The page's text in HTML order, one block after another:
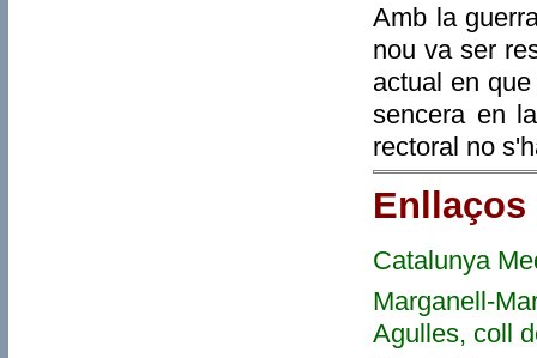
Amb la
nou va ser
actual en
sencera en
rectoral no
Enllaços
Catalunya
Marganell-
Agulles, coll